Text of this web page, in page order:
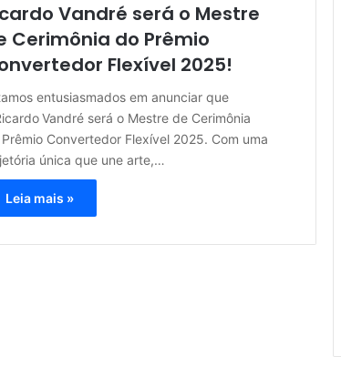
Vandré será o Mestre
Cerimônia do Prêmio
Flexível 2025!
entusiasmados em anunciar que
Vandré será o Mestre de Cerimônia
Convertedor Flexível 2025. Com uma
única que une arte,…
Leia mais »